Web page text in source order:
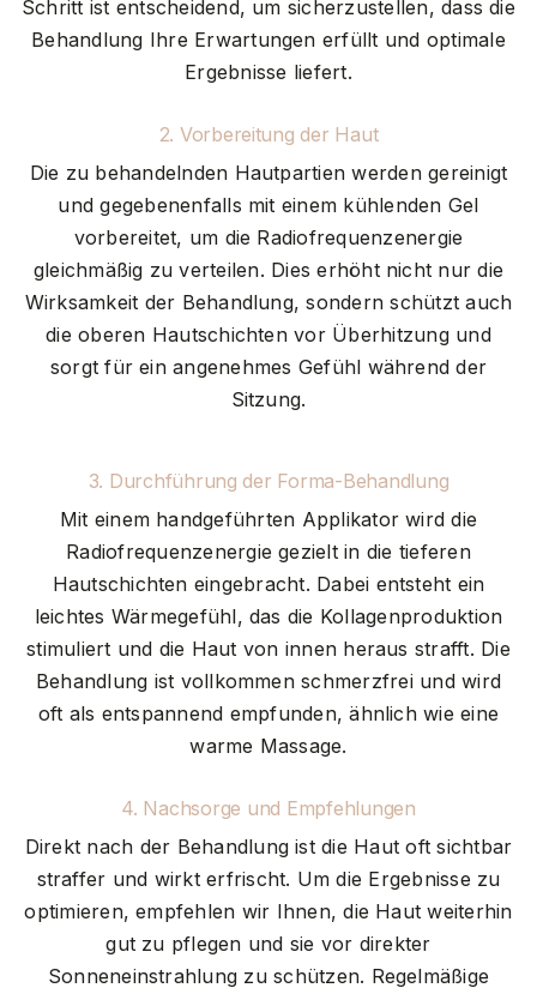
Schritt ist entscheidend, um sicherzustellen, dass die
Behandlung Ihre Erwartungen erfüllt und optimale
Ergebnisse liefert.
2. Vorbereitung der Haut
Die zu behandelnden Hautpartien werden gereinigt
und gegebenenfalls mit einem kühlenden Gel
vorbereitet, um die Radiofrequenzenergie
gleichmäßig zu verteilen. Dies erhöht nicht nur die
Wirksamkeit der Behandlung, sondern schützt auch
die oberen Hautschichten vor Überhitzung und
sorgt für ein angenehmes Gefühl während der
Sitzung.
3. Durchführung der Forma-Behandlung
Mit einem handgeführten Applikator wird die
Radiofrequenzenergie gezielt in die tieferen
Hautschichten eingebracht. Dabei entsteht ein
leichtes Wärmegefühl, das die Kollagenproduktion
stimuliert und die Haut von innen heraus strafft. Die
Behandlung ist vollkommen schmerzfrei und wird
oft als entspannend empfunden, ähnlich wie eine
warme Massage.
4. Nachsorge und Empfehlungen
Direkt nach der Behandlung ist die Haut oft sichtbar
straffer und wirkt erfrischt. Um die Ergebnisse zu
optimieren, empfehlen wir Ihnen, die Haut weiterhin
gut zu pflegen und sie vor direkter
Sonneneinstrahlung zu schützen. Regelmäßige